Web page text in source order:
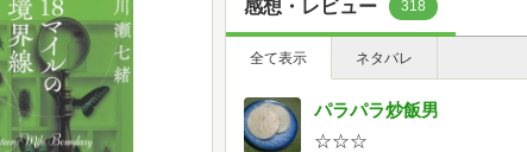
感想・レビュー 318
全て表示 ネタバレ
パラパラ炒飯男
☆☆☆